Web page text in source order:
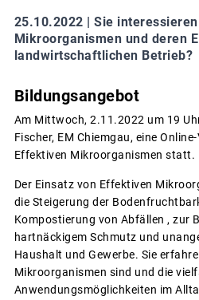
25.10.2022 | Sie
Mikroorganismen und deren
landwirtschaftlichen Betrieb?
Bildungsangebot
Am Mittwoch, 2.11.2022 um 19
Fischer, EM Chiemgau, eine
Effektiven Mikroorganismen statt.
Der Einsatz von Effektiven
die Steigerung der
Kompostierung von Abfällen , zur
hartnäckigem Schmutz und
Haushalt und Gewerbe. Sie
Mikroorganismen sind und die
Anwendungsmöglichkeiten im